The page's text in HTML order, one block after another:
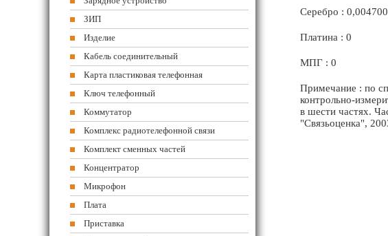
Серебро : 0,004700
Платина : 0
МПГ : 0
Примечание : по
контрольно-
в шести частях.
"Связьоценка",
ЗИП
Изделие
Кабель соединительный
Карта пластиковая телефонная
Ключ телефонный
Коммутатор
Комплекс радиотелефонной связи
Комплект сменных частей
Концентратор
Микрофон
Плата
Приставка